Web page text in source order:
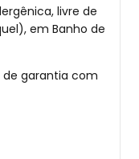
livre de
em Banho de
garantia com